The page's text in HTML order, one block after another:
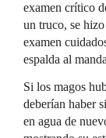
examen crítico
un truco, se
examen
espalda al
Si los magos
deberían haber
en agua de